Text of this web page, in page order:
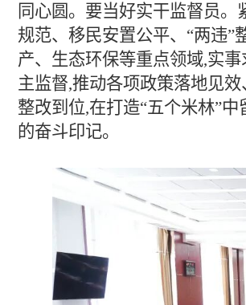
同心圆。要当好实干监督员。
规范、移民安置公平、“两违”
产、生态环保等重点领域,实
主监督,推动各项政策落地见
整改到位,在打造“五个米林”中
的奋斗印记。